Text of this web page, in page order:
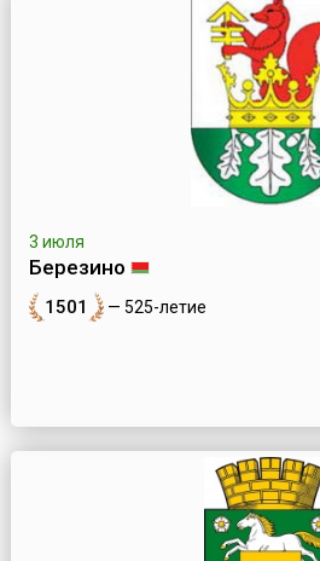
3 июля
Березино
1501 — 525-летие